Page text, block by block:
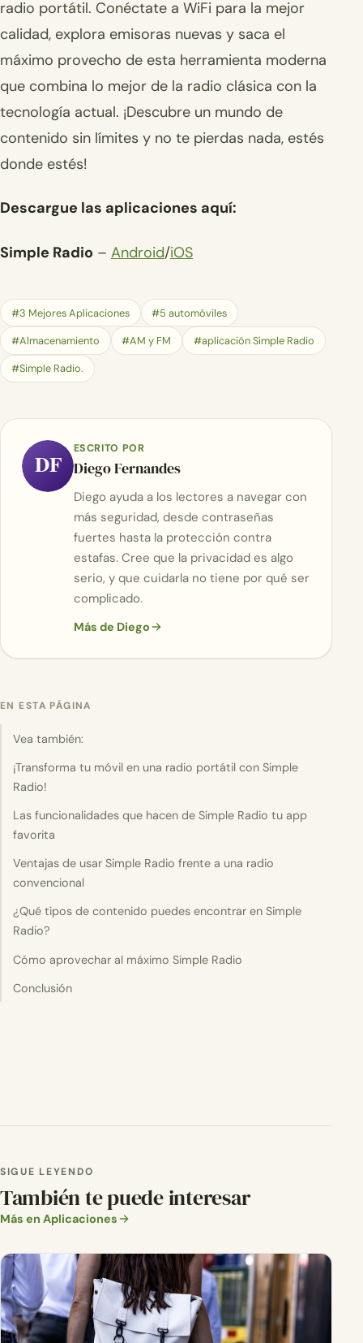
radio portátil. Conéctate a WiFi para la mejor
calidad, explora emisoras nuevas y saca el
máximo provecho de esta herramienta moderna
que combina lo mejor de la radio clásica con la
tecnología actual. ¡Descubre un mundo de
contenido sin límites y no te pierdas nada, estés
donde estés!
Descargue las aplicaciones aquí:
Simple Radio – Android/iOS
#3 Mejores Aplicaciones #5 automóviles
#Almacenamiento #AM y FM #aplicación Simple Radio
#Simple Radio.
DF
ESCRITO POR
Diego Fernandes
Diego ayuda a los lectores a navegar con
más seguridad, desde contraseñas
fuertes hasta la protección contra
estafas. Cree que la privacidad es algo
serio, y que cuidarla no tiene por qué ser
complicado.
Más de Diego
EN ESTA PÁGINA
Vea también:
¡Transforma tu móvil en una radio portátil con Simple
Radio!
Las funcionalidades que hacen de Simple Radio tu app
favorita
Ventajas de usar Simple Radio frente a una radio
convencional
¿Qué tipos de contenido puedes encontrar en Simple
Radio?
Cómo aprovechar al máximo Simple Radio
Conclusión
SIGUE LEYENDO
También te puede interesar
Más en Aplicaciones